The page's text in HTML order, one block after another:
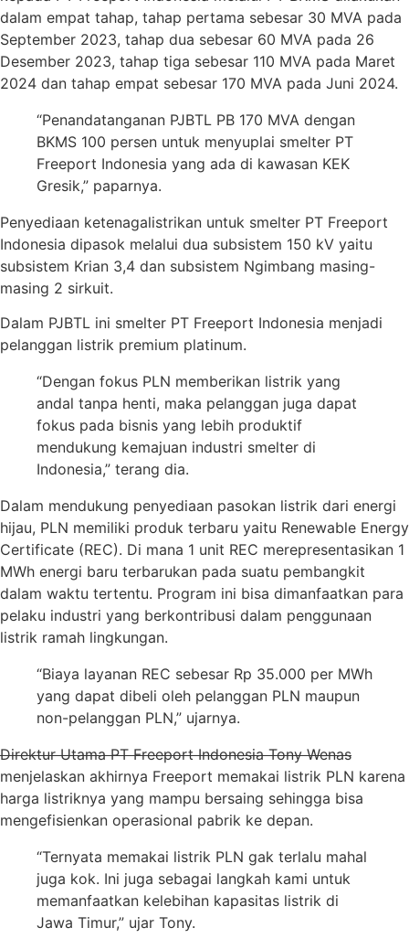
dalam empat tahap, tahap pertama sebesar 30 MVA pada
September 2023, tahap dua sebesar 60 MVA pada 26
Desember 2023, tahap tiga sebesar 110 MVA pada Maret
2024 dan tahap empat sebesar 170 MVA pada Juni 2024.
“Penandatanganan PJBTL PB 170 MVA dengan
BKMS 100 persen untuk menyuplai smelter PT
Freeport Indonesia yang ada di kawasan KEK
Gresik,” paparnya.
Penyediaan ketenagalistrikan untuk smelter PT Freeport
Indonesia dipasok melalui dua subsistem 150 kV yaitu
subsistem Krian 3,4 dan subsistem Ngimbang masing-
masing 2 sirkuit.
Dalam PJBTL ini smelter PT Freeport Indonesia menjadi
pelanggan listrik premium platinum.
“Dengan fokus PLN memberikan listrik yang
andal tanpa henti, maka pelanggan juga dapat
fokus pada bisnis yang lebih produktif
mendukung kemajuan industri smelter di
Indonesia,” terang dia.
Dalam mendukung penyediaan pasokan listrik dari energi
hijau, PLN memiliki produk terbaru yaitu Renewable Energy
Certificate (REC). Di mana 1 unit REC merepresentasikan 1
MWh energi baru terbarukan pada suatu pembangkit
dalam waktu tertentu. Program ini bisa dimanfaatkan para
pelaku industri yang berkontribusi dalam penggunaan
listrik ramah lingkungan.
“Biaya layanan REC sebesar Rp 35.000 per MWh
yang dapat dibeli oleh pelanggan PLN maupun
non-pelanggan PLN,” ujarnya.
Direktur Utama PT Freeport Indonesia Tony Wenas
menjelaskan akhirnya Freeport memakai listrik PLN karena
harga listriknya yang mampu bersaing sehingga bisa
mengefisienkan operasional pabrik ke depan.
“Ternyata memakai listrik PLN gak terlalu mahal
juga kok. Ini juga sebagai langkah kami untuk
memanfaatkan kelebihan kapasitas listrik di
Jawa Timur,” ujar Tony.